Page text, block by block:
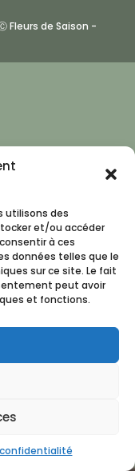
utilisons des
et/ou accéder
à ces
données telles que le
sur ce site. Le fait
peut avoir
et fonctions.
Fleurs de Saison -